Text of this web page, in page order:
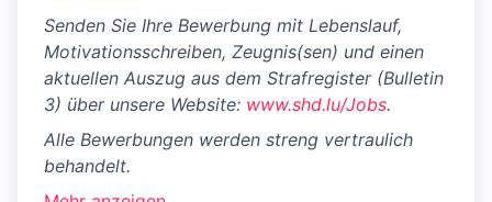
Senden Sie Ihre Bewerbung mit Lebenslauf,
Motivationsschreiben, Zeugnis(sen) und einen
aktuellen Auszug aus dem Strafregister (Bulletin
3) über unsere Website: www.shd.lu/Jobs.
Alle Bewerbungen werden streng vertraulich
behandelt.